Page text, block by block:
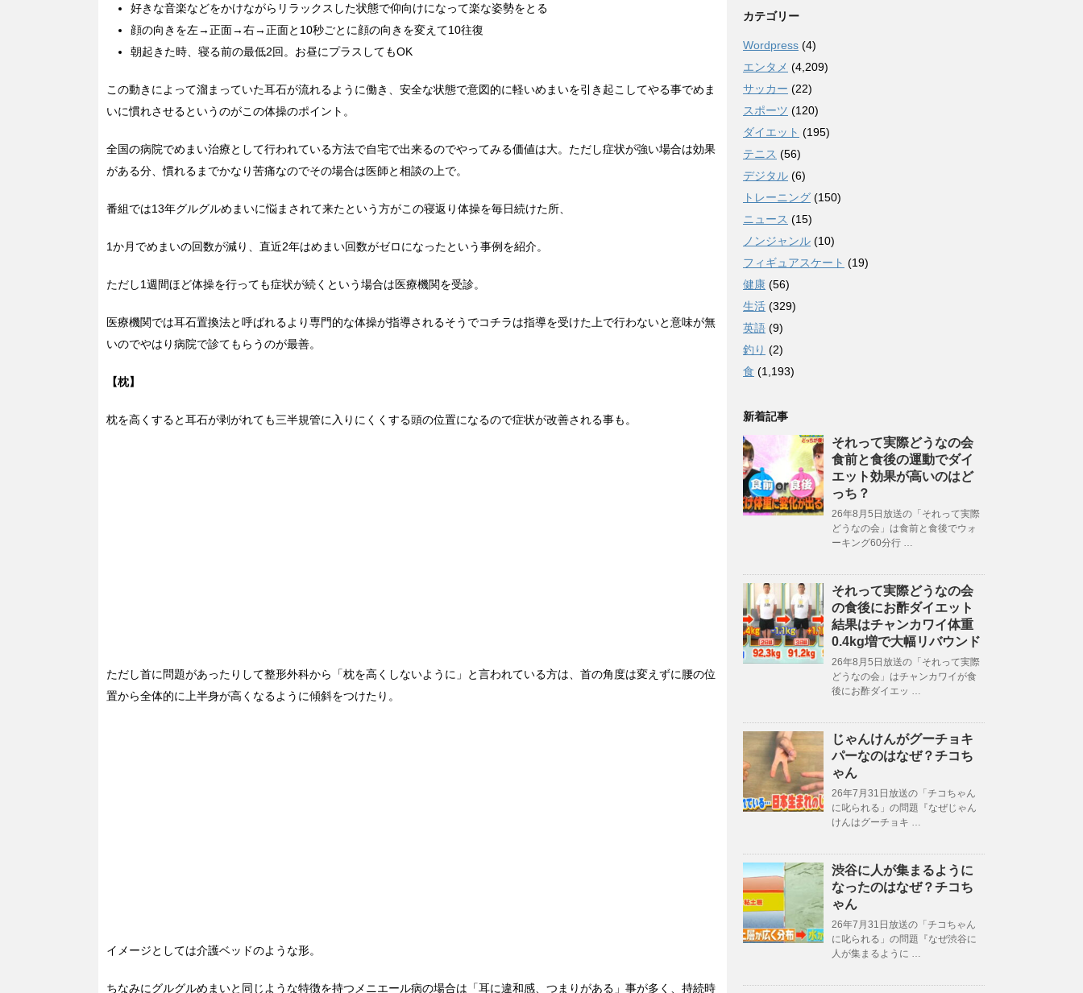
好きな音楽などをかけながらリラックスした状態で仰向けになって楽な姿勢をとる
顔の向きを左→正面→右→正面と10秒ごとに顔の向きを変えて10往復
朝起きた時、寝る前の最低2回。お昼にプラスしてもOK
この動きによって溜まっていた耳石が流れるように働き、安全な状態で意図的に軽いめまいを引き起こしてやる事でめま
いに慣れさせるというのがこの体操のポイント。
全国の病院でめまい治療として行われている方法で自宅で出来るのでやってみる価値は大。ただし症状が強い場合は効果
がある分、慣れるまでかなり苦痛なのでその場合は医師と相談の上で。
番組では13年グルグルめまいに悩まされて来たという方がこの寝返り体操を毎日続けた所、
1か月でめまいの回数が減り、直近2年はめまい回数がゼロになったという事例を紹介。
ただし1週間ほど体操を行っても症状が続くという場合は医療機関を受診。
医療機関では耳石置換法と呼ばれるより専門的な体操が指導されるそうでコチラは指導を受けた上で行わないと意味が無
いのでやはり病院で診てもらうのが最善。
【枕】
枕を高くすると耳石が剥がれても三半規管に入りにくくする頭の位置になるので症状が改善される事も。
ただし首に問題があったりして整形外科から「枕を高くしないように」と言われている方は、首の角度は変えずに腰の位
置から全体的に上半身が高くなるように傾斜をつけたり。
イメージとしては介護ベッドのような形。
ちなみにグルグルめまいと同じような特徴を持つメニエール病の場合は「耳に違和感、つまりがある」事が多く、持続時
カテゴリー
Wordpress (4)
エンタメ (4,209)
サッカー (22)
スポーツ (120)
ダイエット (195)
テニス (56)
デジタル (6)
トレーニング (150)
ニュース (15)
ノンジャンル (10)
フィギュアスケート (19)
健康 (56)
生活 (329)
英語 (9)
釣り (2)
食 (1,193)
新着記事
それって実際どうなの会
食前と食後の運動でダイ
エット効果が高いのはど
っち？
26年8月5日放送の「それって実際
どうなの会」は食前と食後でウォ
ーキング60分行 …
それって実際どうなの会
の食後にお酢ダイエット
結果はチャンカワイ体重
0.4kg増で大幅リバウンド
26年8月5日放送の「それって実際
どうなの会」はチャンカワイが食
後にお酢ダイエッ …
じゃんけんがグーチョキ
パーなのはなぜ？チコち
ゃん
26年7月31日放送の「チコちゃん
に叱られる」の問題『なぜじゃん
けんはグーチョキ …
渋谷に人が集まるように
なったのはなぜ？チコち
ゃん
26年7月31日放送の「チコちゃん
に叱られる」の問題『なぜ渋谷に
人が集まるように …